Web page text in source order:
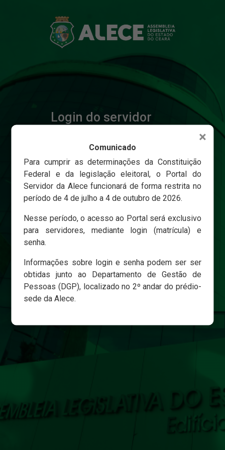
Login do servidor
Senha
Esqueci minha senha
×
Comunicado
Para cumprir as determinações da Constituição
Federal e da legislação eleitoral, o Portal do
Servidor da Alece funcionará de forma restrita no
período de 4 de julho a 4 de outubro de 2026.
Nesse período, o acesso ao Portal será exclusivo
para servidores, mediante login (matrícula) e
senha.
Informações sobre login e senha podem ser ser
obtidas junto ao Departamento de Gestão de
Pessoas (DGP), localizado no 2º andar do prédio-
sede da Alece.